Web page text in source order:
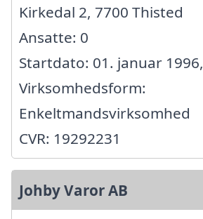
Kirkedal 2, 7700 Thisted
Ansatte: 0
Startdato: 01. januar 1996,
Virksomhedsform:
Enkeltmandsvirksomhed
CVR: 19292231
Johby Varor AB